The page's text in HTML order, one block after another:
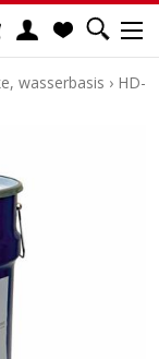
wasserbasis › HD-